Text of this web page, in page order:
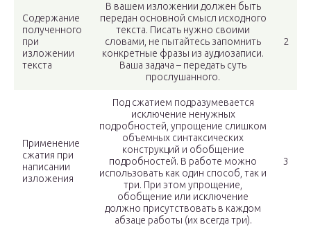
Содержание
полученного
при
изложении
текста
В вашем изложении должен быть
передан основной смысл исходного
текста. Писать нужно своими
словами, не пытайтесь запомнить
конкретные фразы из аудиозаписи.
Ваша задача – передать суть
прослушанного.
2
Применение
сжатия при
написании
изложения
Под сжатием подразумевается
исключение ненужных
подробностей, упрощение слишком
объемных синтаксических
конструкций и обобщение
подробностей. В работе можно
использовать как один способ, так и
три. При этом упрощение,
обобщение или исключение
должно присутствовать в каждом
абзаце работы (их всегда три).
3